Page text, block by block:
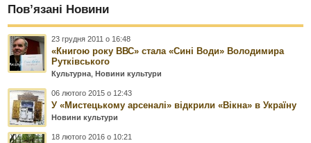
Пов’язані Новини
23 грудня 2011 о 16:48
«Книгою року ВВС» стала «Сині Води» Володимира
Рутківського
Культурна ,Новини культури
06 лютого 2015 о 12:43
У «Мистецькому арсеналі» відкрили «Вікна» в Україну
Новини культури
18 лютого 2016 о 10:21